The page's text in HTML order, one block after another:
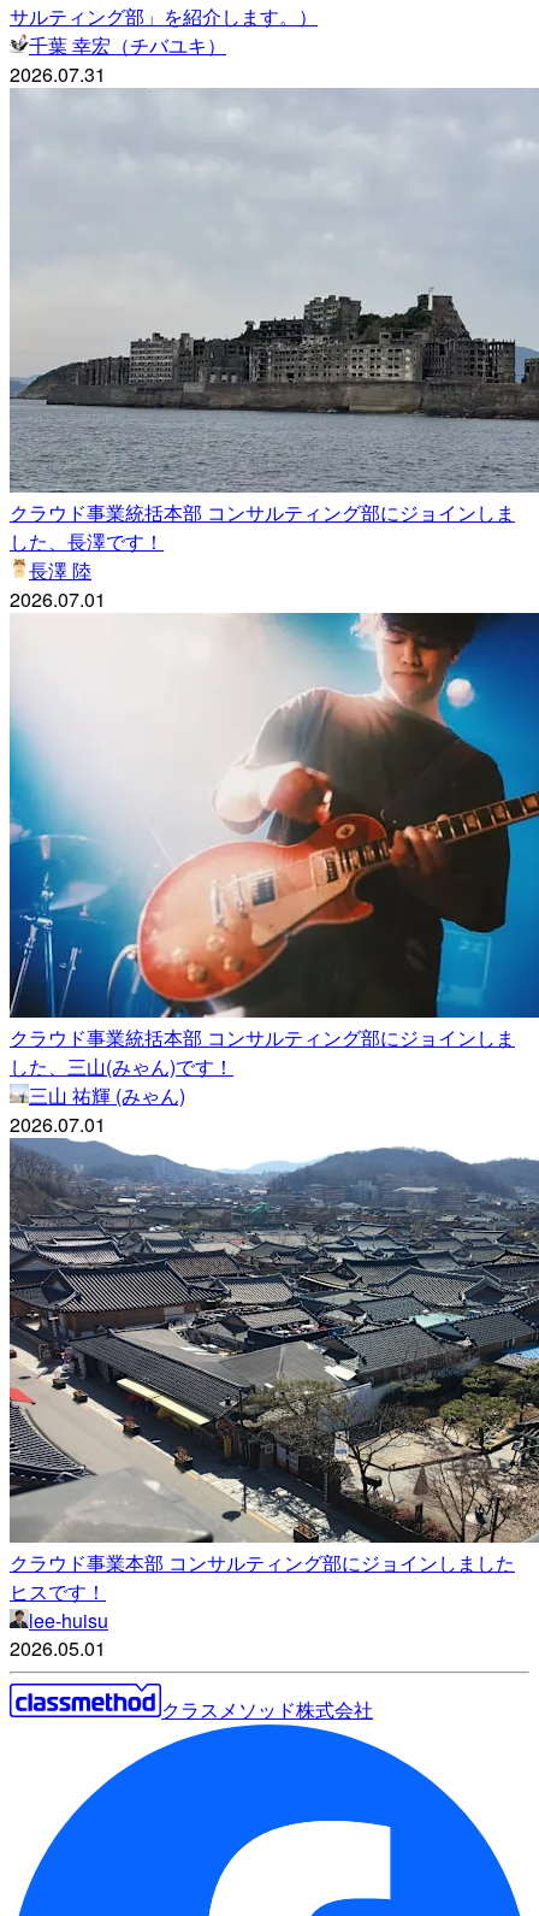
サルティング部」を紹介します。）
千葉 幸宏（チバユキ）
2026.07.31
クラウド事業統括本部 コンサルティング部にジョインしま
した、長澤です！
長澤 陸
2026.07.01
クラウド事業統括本部 コンサルティング部にジョインしま
した、三山(みゃん)です！
三山 祐輝 (みゃん)
2026.07.01
クラウド事業本部 コンサルティング部にジョインしました
ヒスです！
lee-huisu
2026.05.01
クラスメソッド株式会社